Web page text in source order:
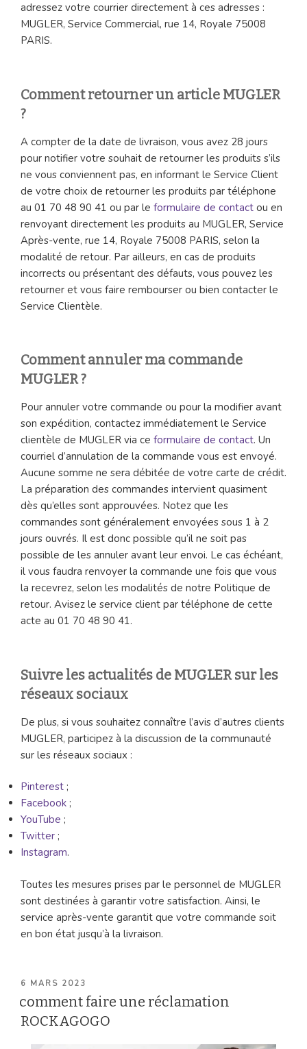
adressez votre courrier directement à ces adresses :
MUGLER, Service Commercial, rue 14, Royale 75008
PARIS.
Comment retourner un article MUGLER
?
A compter de la date de livraison, vous avez 28 jours
pour notifier votre souhait de retourner les produits s’ils
ne vous conviennent pas, en informant le Service Client
de votre choix de retourner les produits par téléphone
au 01 70 48 90 41 ou par le formulaire de contact ou en
renvoyant directement les produits au MUGLER, Service
Après-vente, rue 14, Royale 75008 PARIS, selon la
modalité de retour. Par ailleurs, en cas de produits
incorrects ou présentant des défauts, vous pouvez les
retourner et vous faire rembourser ou bien contacter le
Service Clientèle.
Comment annuler ma commande
MUGLER ?
Pour annuler votre commande ou pour la modifier avant
son expédition, contactez immédiatement le Service
clientèle de MUGLER via ce formulaire de contact. Un
courriel d’annulation de la commande vous est envoyé.
Aucune somme ne sera débitée de votre carte de crédit.
La préparation des commandes intervient quasiment
dès qu’elles sont approuvées. Notez que les
commandes sont généralement envoyées sous 1 à 2
jours ouvrés. Il est donc possible qu’il ne soit pas
possible de les annuler avant leur envoi. Le cas échéant,
il vous faudra renvoyer la commande une fois que vous
la recevrez, selon les modalités de notre Politique de
retour. Avisez le service client par téléphone de cette
acte au 01 70 48 90 41.
Suivre les actualités de MUGLER sur les
réseaux sociaux
De plus, si vous souhaitez connaître l’avis d’autres clients
MUGLER, participez à la discussion de la communauté
sur les réseaux sociaux :
Pinterest ;
Facebook ;
YouTube ;
Twitter ;
Instagram.
Toutes les mesures prises par le personnel de MUGLER
sont destinées à garantir votre satisfaction. Ainsi, le
service après-vente garantit que votre commande soit
en bon état jusqu’à la livraison.
PUBLIÉ
6 MARS 2023
comment faire une réclamation
ROCKAGOGO